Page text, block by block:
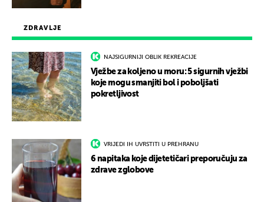
ZDRAVLJE
NAJSIGURNIJI OBLIK REKREACIJE
Vježbe za koljeno u moru: 5 sigurnih vježbi
koje mogu smanjiti bol i poboljšati
pokretljivost
VRIJEDI IH UVRSTITI U PREHRANU
6 napitaka koje dijetetičari preporučuju za
zdrave zglobove